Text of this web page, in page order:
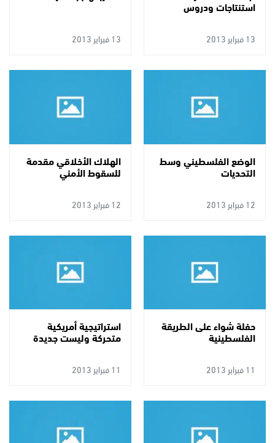
استنتاجات ودروس
13 فبراير 2013 13 فبراير 2013
الوضع الفلسطيني وسط
التحديات
12 فبراير 2013
الهلاك الأخلاقي مقدمة
للسقوط الأمني
12 فبراير 2013
حفلة شواء على الطريقة
الفلسطينية
11 فبراير 2013
استراتيجية أمريكية
متحركة وليست جديدة
11 فبراير 2013